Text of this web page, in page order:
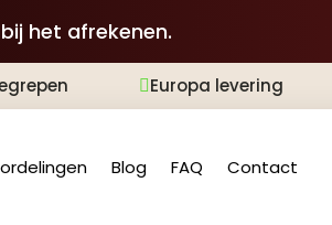
het afrekenen.
Europa levering
Blog FAQ Contact